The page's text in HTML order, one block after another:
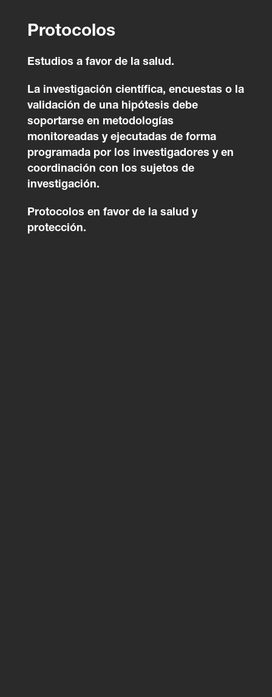
Protocolos
Estudios a favor de la salud.
La investigación científica, encuestas o la
validación de una hipótesis debe
soportarse en metodologías
monitoreadas y ejecutadas de forma
programada por los investigadores y en
coordinación con los sujetos de
investigación.
Protocolos en favor de la salud y
protección.